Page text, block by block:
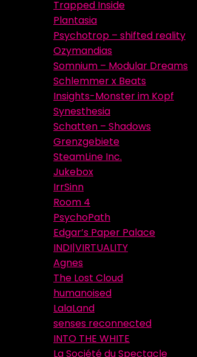
Trapped Inside
Plantasia
Psychotrop – shifted reality
Ozymandias
Somnium – Modular Dreams
Schlemmer x Beats
Insights-Monster im Kopf
Synesthesia
Schatten – Shadows
Grenzgebiete
SteamLine Inc.
Jukebox
IrrSinn
Room 4
PsychoPath
Edgar’s Paper Palace
INDI|VIRTUALITY
Agnes
The Lost Cloud
humanoised
LalaLand
senses reconnected
INTO THE WHITE
La Société du Spectacle